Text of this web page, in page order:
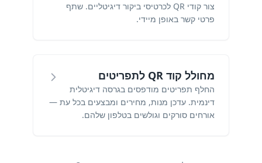
צור קודי QR לכרטיסי ביקור דיגיטליים. שתף
פרטי קשר באופן מיידי.
מחולל קוד QR לתפריטים
החלף תפריטים מודפסים בגרסה דיגיטלית
דינמית. עדכן מנות, מחירים ומבצעים בכל עת —
אורחים סורקים וגולשים בטלפון שלהם.